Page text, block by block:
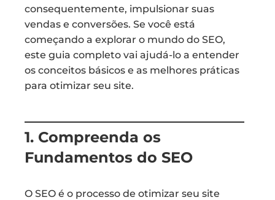
consequentemente, impulsionar suas
vendas e conversões. Se você está
começando a explorar o mundo do SEO,
este guia completo vai ajudá-lo a entender
os conceitos básicos e as melhores práticas
para otimizar seu site.
1. Compreenda os
Fundamentos do SEO
O SEO é o processo de otimizar seu site